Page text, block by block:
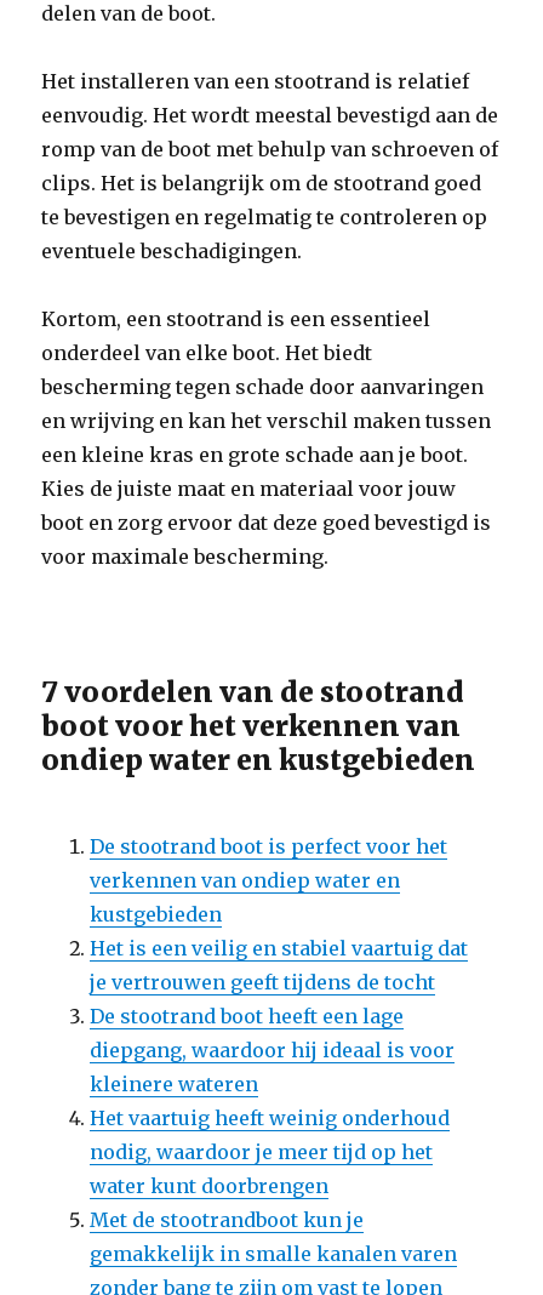
delen van de boot.
Het installeren van een stootrand is relatief
eenvoudig. Het wordt meestal bevestigd aan de
romp van de boot met behulp van schroeven of
clips. Het is belangrijk om de stootrand goed
te bevestigen en regelmatig te controleren op
eventuele beschadigingen.
Kortom, een stootrand is een essentieel
onderdeel van elke boot. Het biedt
bescherming tegen schade door aanvaringen
en wrijving en kan het verschil maken tussen
een kleine kras en grote schade aan je boot.
Kies de juiste maat en materiaal voor jouw
boot en zorg ervoor dat deze goed bevestigd is
voor maximale bescherming.
7 voordelen van de stootrand
boot voor het verkennen van
ondiep water en kustgebieden
De stootrand boot is perfect voor het
verkennen van ondiep water en
kustgebieden
Het is een veilig en stabiel vaartuig dat
je vertrouwen geeft tijdens de tocht
De stootrand boot heeft een lage
diepgang, waardoor hij ideaal is voor
kleinere wateren
Het vaartuig heeft weinig onderhoud
nodig, waardoor je meer tijd op het
water kunt doorbrengen
Met de stootrandboot kun je
gemakkelijk in smalle kanalen varen
zonder bang te zijn om vast te lopen